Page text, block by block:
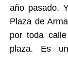
año pasado.
Plaza de
por toda
plaza. Es